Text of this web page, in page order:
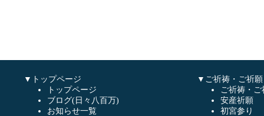
▼トップページ
トップページ
ブログ(日々八百万)
お知らせ一覧
▼ご祈祷・ご祈願
ご祈祷・
安産祈願
初宮参り